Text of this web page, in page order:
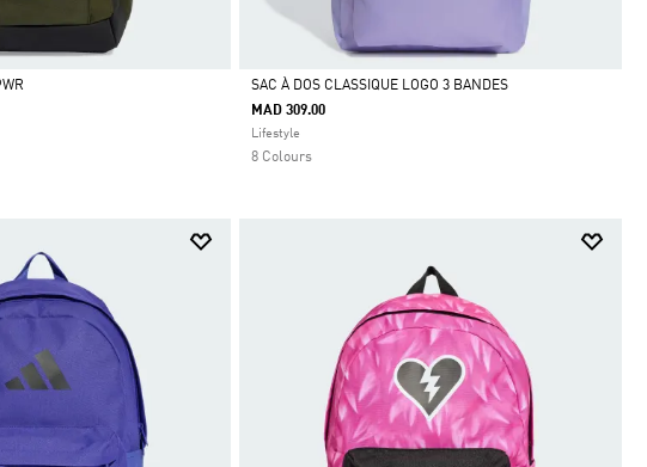
Selected
SAC À DOS CLASSIQUE LOGO 3 BANDES
MAD 309.00
Lifestyle
8 Colours